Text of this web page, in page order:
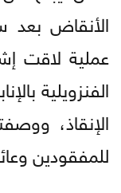
الأنقاض بعد
عملية لاقت
الفنزويلية
الإنقاذ،
للمفقودين